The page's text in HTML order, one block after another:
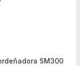
SM300